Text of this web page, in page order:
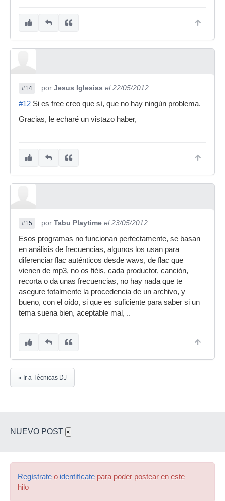
#14 por Jesus Iglesias el 22/05/2012
#12 Si es free creo que sí, que no hay ningún problema.
Gracias, le echaré un vistazo haber,
#15 por Tabu Playtime el 23/05/2012
Esos programas no funcionan perfectamente, se basan
en análisis de frecuencias, algunos los usan para
diferenciar flac auténticos desde wavs, de flac que
vienen de mp3, no os fiéis, cada productor, canción,
recorta o da unas frecuencias, no hay nada que te
asegure totalmente la procedencia de un archivo, y
bueno, con el oído, si que es suficiente para saber si un
tema suena bien, aceptable mal, ..
« Ir a Técnicas DJ
NUEVO POST ×
Regístrate o identifícate para poder postear en este
hilo